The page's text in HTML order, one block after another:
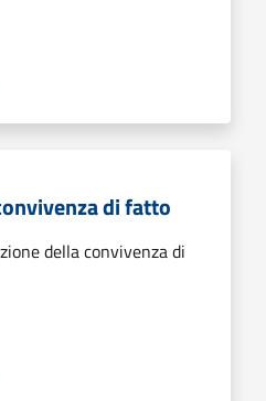
di fatto
della convivenza di